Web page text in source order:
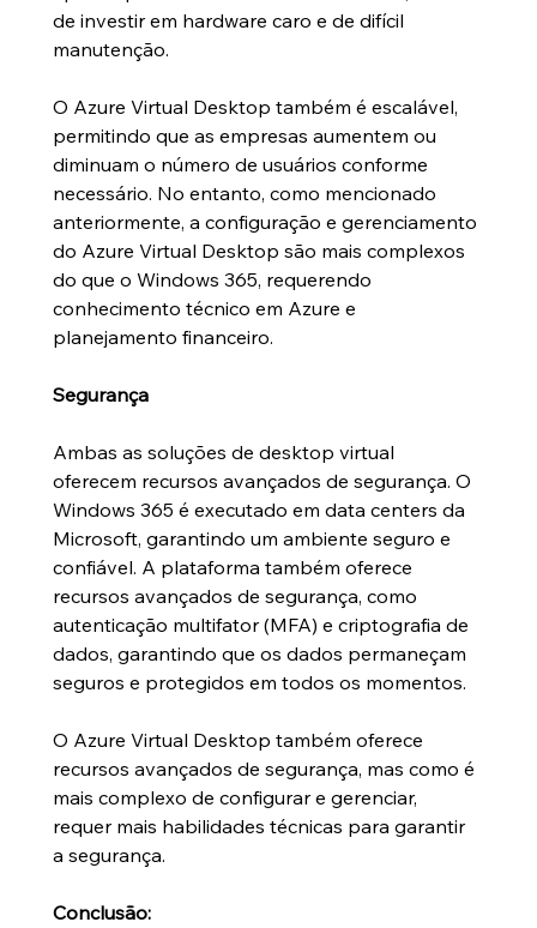
de investir em hardware caro e de difícil
manutenção.
O Azure Virtual Desktop também é escalável,
permitindo que as empresas aumentem ou
diminuam o número de usuários conforme
necessário. No entanto, como mencionado
anteriormente, a configuração e gerenciamento
do Azure Virtual Desktop são mais complexos
do que o Windows 365, requerendo
conhecimento técnico em Azure e
planejamento financeiro.
Segurança
Ambas as soluções de desktop virtual
oferecem recursos avançados de segurança. O
Windows 365 é executado em data centers da
Microsoft, garantindo um ambiente seguro e
confiável. A plataforma também oferece
recursos avançados de segurança, como
autenticação multifator (MFA) e criptografia de
dados, garantindo que os dados permaneçam
seguros e protegidos em todos os momentos.
O Azure Virtual Desktop também oferece
recursos avançados de segurança, mas como é
mais complexo de configurar e gerenciar,
requer mais habilidades técnicas para garantir
a segurança.
Conclusão: